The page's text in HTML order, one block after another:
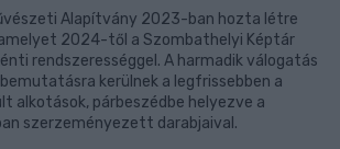
Alapítvány 2023-ban hozta létre
2024-től a Szombathelyi Képtár
rendszerességgel. A harmadik válogatás
kerülnek a legfrissebben a
alkotások, párbeszédbe helyezve a
szerzeményezett darabjaival.